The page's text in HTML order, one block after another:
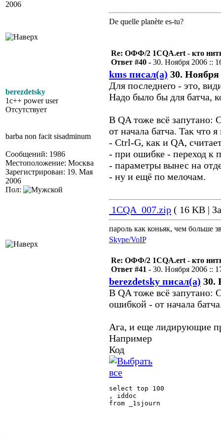
2006
De quelle planète es-tu?
berezdetsky
1c++ power user
Отсутствует
barba non facit sisadminum
Сообщений: 1986
Местоположение: Москва
Зарегистрирован: 19. Мая
2006
Пол:
Re: ОФФ/2 1CQA.ert - кто
Ответ #40 - 30. Ноября 2006 ::
kms писал(а) 30.
Для последнего - это,
Надо было бы для батча,
В QA тоже всё запутано:
от начала батча. Так что
- Ctrl-G, как и QA,
- при ошибке - переход к
- параметры вынес на
- ну и ещё по мелочам.
1CQA_007.zip ( 16 KB |
пароль как коньяк, чем больше
Skype/VoIP
Re: ОФФ/2 1CQA.ert - кто
Ответ #41 - 30. Ноября 2006 ::
berezdetsky писал(а) 30.
В QA тоже всё запутано:
ошибкой - от начала
Ага, и еще лидирующие
Например
Код
select top 100
, iddoc
from _1sjourn